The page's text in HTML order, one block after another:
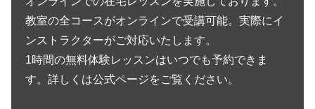
教室の全コースがオンラインで受講可能。実際にイ
ンストラクターがご対応いたします。
1時間の無料体験レッスンはいつでも予約できま
す。詳しくは公式ページをご覧ください。